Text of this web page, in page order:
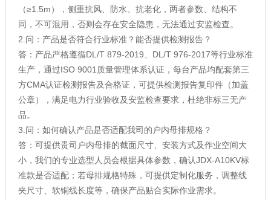
（≥1.5m），侧重抗风、防水、抗老化，两者参数、结构不
同，不可混用，否则会存在安全隐患，无法通过安监检查。
2.问：产品是否符合行业标准？能否提供检测报告？
答：产品严格遵循DL/T 879-2019、DL/T 976-2017等行业标准
生产，通过ISO 9001质量管理体系认证，每台产品均配套第三
方CMA认证检测报告及合格证，可提供检测报告复印件（加盖
公章），满足电力行业验收及安监检查要求，杜绝非标三无产
品。
3.问：如何确认产品是否适配我司的户内母排规格？
答：可提供贵司户内母排的截面尺寸、安装方式及作业空间大
小，我们的专业选型人员会根据具体参数，确认JDX-A10KV标
准款是否适配；若母排规格特殊，可提供定制化服务，调整线
夹尺寸、软铜线长度等，确保产品贴合实际作业需求。